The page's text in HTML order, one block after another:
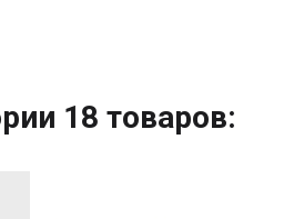
18 товаров: